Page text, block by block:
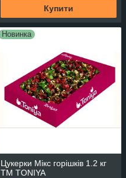
Купити
Новинка
Цукерки Мікс горішків 1.2 кг
TM TONIYA